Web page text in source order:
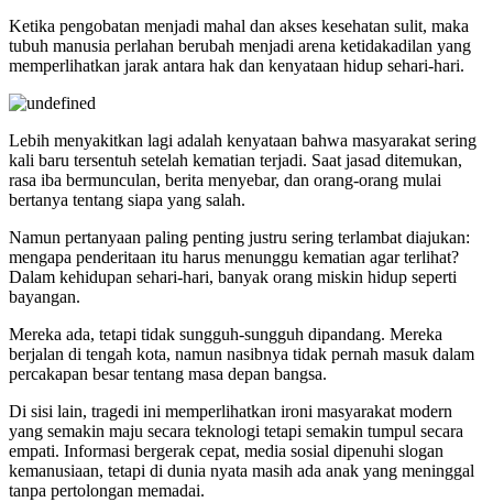
Ketika pengobatan menjadi mahal dan akses kesehatan sulit, maka
tubuh manusia perlahan berubah menjadi arena ketidakadilan yang
memperlihatkan jarak antara hak dan kenyataan hidup sehari-hari.
Lebih menyakitkan lagi adalah kenyataan bahwa masyarakat sering
kali baru tersentuh setelah kematian terjadi. Saat jasad ditemukan,
rasa iba bermunculan, berita menyebar, dan orang-orang mulai
bertanya tentang siapa yang salah.
Namun pertanyaan paling penting justru sering terlambat diajukan:
mengapa penderitaan itu harus menunggu kematian agar terlihat?
Dalam kehidupan sehari-hari, banyak orang miskin hidup seperti
bayangan.
Mereka ada, tetapi tidak sungguh-sungguh dipandang. Mereka
berjalan di tengah kota, namun nasibnya tidak pernah masuk dalam
percakapan besar tentang masa depan bangsa.
Di sisi lain, tragedi ini memperlihatkan ironi masyarakat modern
yang semakin maju secara teknologi tetapi semakin tumpul secara
empati. Informasi bergerak cepat, media sosial dipenuhi slogan
kemanusiaan, tetapi di dunia nyata masih ada anak yang meninggal
tanpa pertolongan memadai.